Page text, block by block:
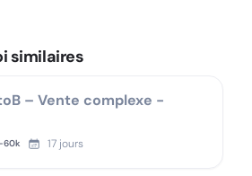
similaires
– Vente complexe -
-60k 17 jours